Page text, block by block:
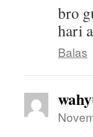
bro
hari
Balas